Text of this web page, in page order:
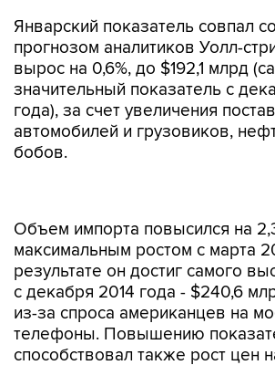
Январский показатель совпал
прогнозом аналитиков Уолл-
вырос на 0,6%, до $192,1 млрд
значительный показатель с
года), за счет увеличения
автомобилей и грузовиков,
бобов.
результате он достиг самого
с декабря 2014 года - $240,6
из-за спроса американцев на
телефоны. Повышению
способствовал также рост цен
Дефицит США в торговле с